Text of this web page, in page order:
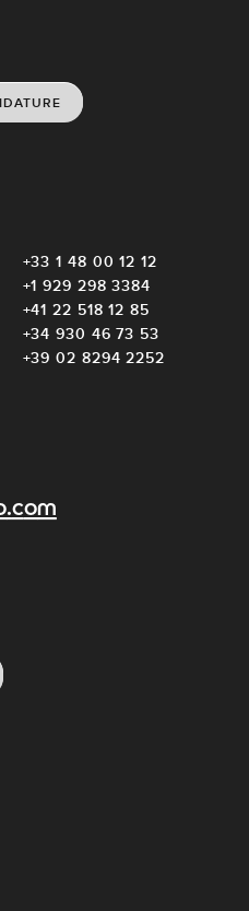
+33 1 48 00 12 12
+1 929 298 3384
+41 22 518 12 85
+34 930 46 73 53
+39 02 8294 2252